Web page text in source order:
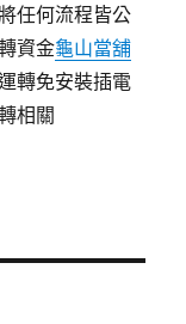
任何流程皆公
資金龜山當舖
轉免安裝插電
相關